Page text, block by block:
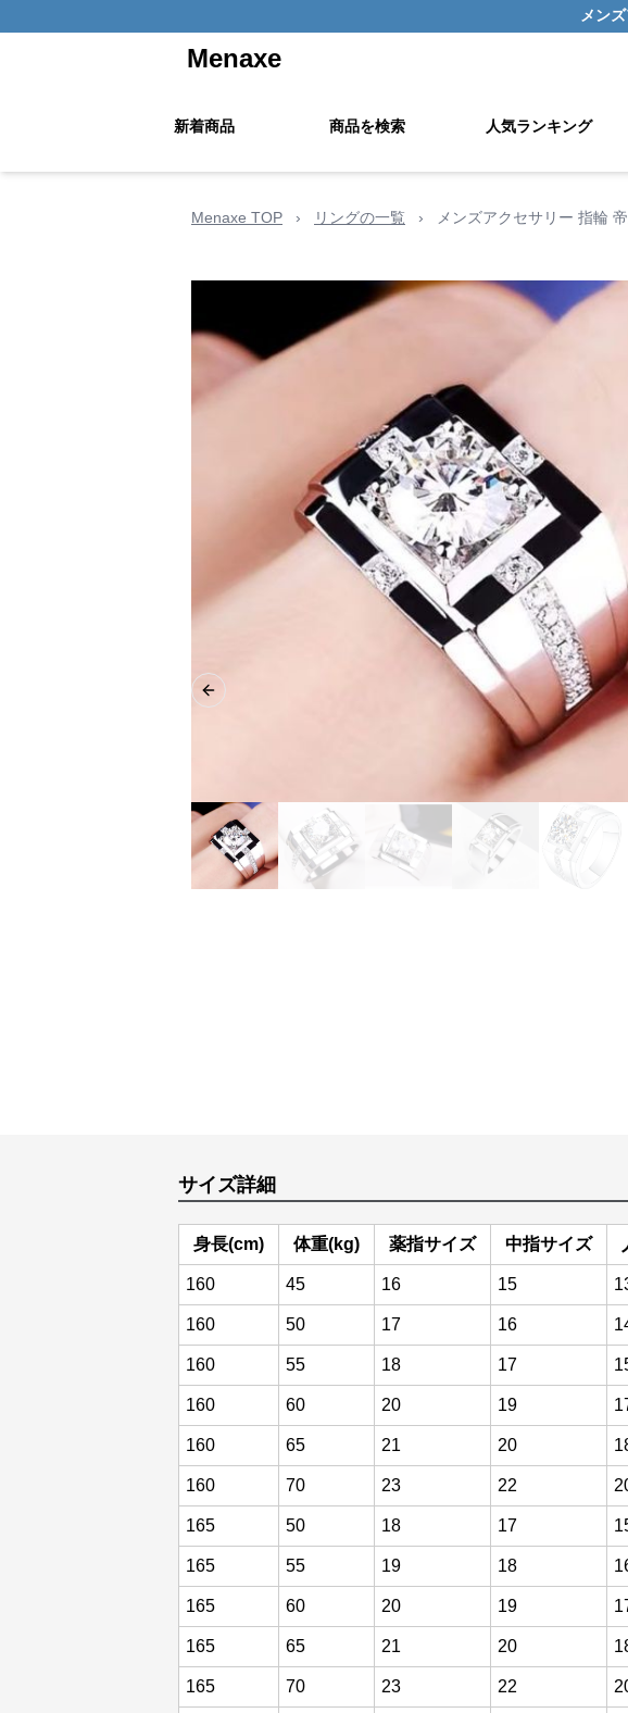
メン
Menaxe
新着商品 商品を検索 人気ランキング
Menaxe TOP › リングの一覧 › メンズアクセサリー 指輪
Previous slide
サイズ詳細
身長(cm) 体重(kg) 薬指サイズ 中指サイズ
160 45 16 15
160 50 17 16
160 55 18 17
160 60 20 19
160 65 21 20
160 70 23 22
165 50 18 17
165 55 19 18
165 60 20 19
165 65 21 20
165 70 23 22